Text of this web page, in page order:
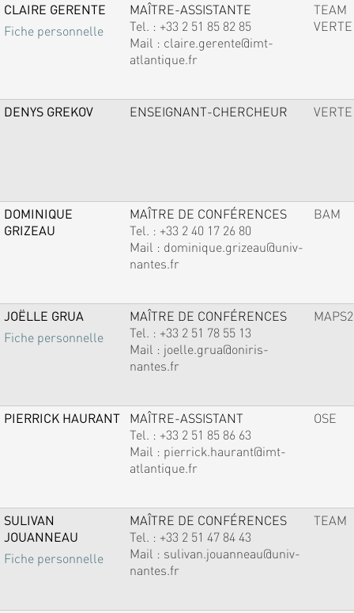
CLAIRE GERENTE
Fiche personnelle
MAÎTRE-ASSISTANTE
Tel. : +33 2 51 85 82 85
Mail : claire.gerente@imt-
atlantique.fr
TEAM
VERTE
DENYS GREKOV ENSEIGNANT-CHERCHEUR VERTE
DOMINIQUE
GRIZEAU
MAÎTRE DE CONFÉRENCES
Tel. : +33 2 40 17 26 80
Mail : dominique.grizeau@univ-
nantes.fr
BAM
JOËLLE GRUA
Fiche personnelle
MAÎTRE DE CONFÉRENCES
Tel. : +33 2 51 78 55 13
Mail : joelle.grua@oniris-
nantes.fr
MAPS2
PIERRICK HAURANT
MAÎTRE-ASSISTANT
Tel. : +33 2 51 85 86 63
Mail : pierrick.haurant@imt-
atlantique.fr
OSE
SULIVAN
JOUANNEAU
Fiche personnelle
MAÎTRE DE CONFÉRENCES
Tel. : +33 2 51 47 84 43
Mail : sulivan.jouanneau@univ-
nantes.fr
TEAM